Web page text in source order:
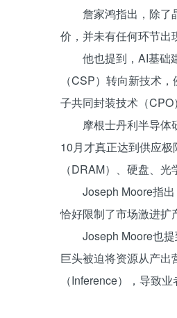
詹家鸿指出，除了
价，并未有任何环节出
他也提到，AI基础
（CSP）转向新技术
子共同封装技术（CPO
摩根士丹利半导体
10月才真正达到供应
（DRAM）、硬盘、
Joseph Moore指
恰好限制了市场激进扩
Joseph Moore也
巨头被迫将资源从产出
（Inference），导致